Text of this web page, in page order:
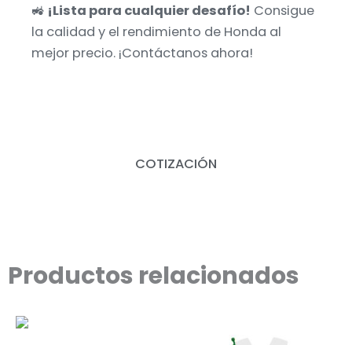
COTIZACIÓN
🚜 ¡Lista para cualquier desafío! Consigue
la calidad y el rendimiento de Honda al
mejor precio. ¡Contáctanos ahora!
Productos relacionados